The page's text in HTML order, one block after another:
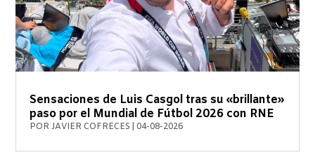
Sensaciones de Luis Casgol tras su «brillante»
paso por el Mundial de Fútbol 2026 con RNE
PORJAVIER COFRECES 04-08-2026